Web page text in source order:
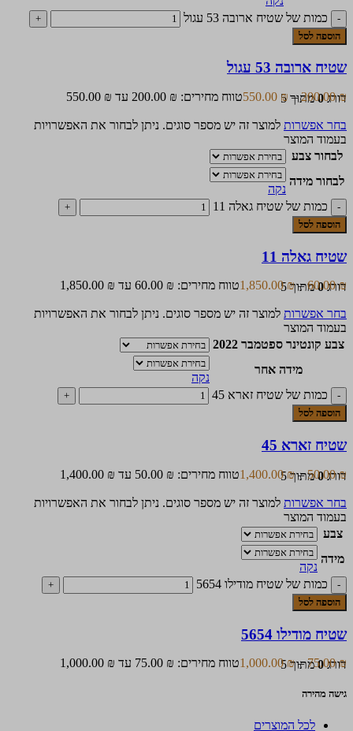
כמות של שטיח ארובה 53 עגול
הוספה לסל
שטיח ארובה 53 עגול
דורג0מתוך 5200.00₪
–
550.00 ₪ טווח מחירים: ⁦200.00 ₪⁩ עד ⁦550.00 ₪⁩
בחר אפשרות למוצר זה יש מספר סוגים. ניתן לבחור את האפשרויות
בעמוד המוצר
לבחור צבע
לבחור מידה
נקה
כמות של שטיח גאלה 11
הוספה לסל
שטיח גאלה 11
דורג0מתוך 560.00₪
–
1,850.00₪ טווח מחירים: ⁦60.00 ₪⁩ עד ⁦1,850.00 ₪⁩
בחר אפשרות למוצר זה יש מספר סוגים. ניתן לבחור את האפשרויות
בעמוד המוצר
צבע קונטינר ספטמבר 2022
מידה אחר
נקה
כמות של שטיח זארא 45
הוספה לסל
שטיח זארא 45
דורג0מתוך 550.00₪
–
1,400.00₪ טווח מחירים: ⁦50.00 ₪⁩ עד ⁦1,400.00 ₪⁩
בחר אפשרות למוצר זה יש מספר סוגים. ניתן לבחור את האפשרויות
בעמוד המוצר
צבע
מידה
נקה
כמות של שטיח מודילו 5654
הוספה לסל
שטיח מודילו 5654
דורג0מתוך 575.00₪
–
1,000.00₪ טווח מחירים: ⁦75.00 ₪⁩ עד ⁦1,000.00 ₪⁩
גישה מהירה
לכל המוצרים